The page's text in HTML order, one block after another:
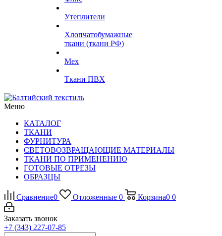
Утеплители
Хлопчатобумажные
ткани (ткани РФ)
Мех
Ткани ПВХ
Меню
КАТАЛОГ
ТКАНИ
ФУРНИТУРА
СВЕТОВОЗВРАЩАЮЩИЕ МАТЕРИАЛЫ
ТКАНИ ПО ПРИМЕНЕНИЮ
ГОТОВЫЕ ОТРЕЗЫ
ОБРАЗЦЫ
Сравнение0 Отложенные 0 Корзина0 0
Заказать звонок
+7 (343) 227-07-85